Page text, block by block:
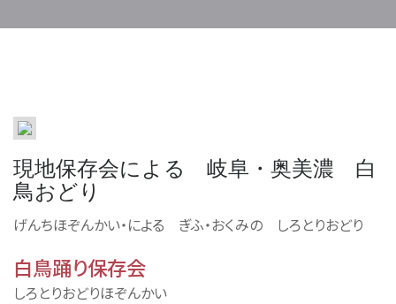
現地保存会による 岐阜・奥美濃 白
鳥おどり
げんちほぞんかい・による ぎふ・おくみの しろとりおどり
白鳥踊り保存会
しろとりおどりほぞんかい